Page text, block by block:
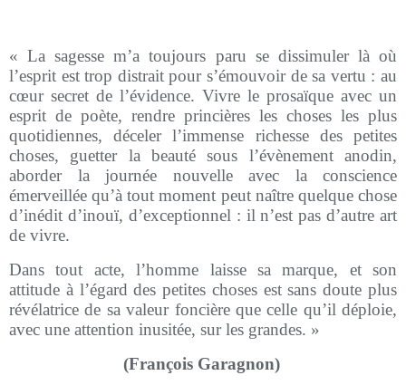
« La sagesse m’a toujours paru se dissimuler là où
l’esprit est trop distrait pour s’émouvoir de sa vertu : au
cœur secret de l’évidence. Vivre le prosaïque avec un
esprit de poète, rendre princières les choses les plus
quotidiennes, déceler l’immense richesse des petites
choses, guetter la beauté sous l’évènement anodin,
aborder la journée nouvelle avec la conscience
émerveillée qu’à tout moment peut naître quelque chose
d’inédit d’inouï, d’exceptionnel : il n’est pas d’autre art
de vivre.
Dans tout acte, l’homme laisse sa marque, et son
attitude à l’égard des petites choses est sans doute plus
révélatrice de sa valeur foncière que celle qu’il déploie,
avec une attention inusitée, sur les grandes. »
(François Garagnon)